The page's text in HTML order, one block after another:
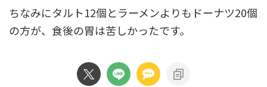
ちなみにタルト12個とラーメンよりもドーナツ20個
の方が、食後の胃は苦しかったです。